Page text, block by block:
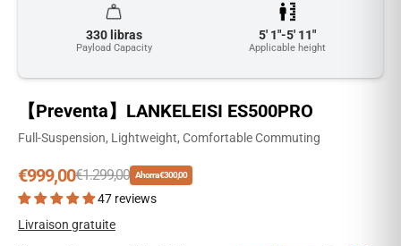
Payload Capacity
330 libras
Applicable height
5' 1"-5' 11"
【Preventa】LANKELEISI ES500PRO
Full-Suspension, Lightweight, Comfortable Commuting
Precio de oferta
€999,00Precio normal
€1.299,00 Ahorra €300,00
47 reviews
Livraison gratuite